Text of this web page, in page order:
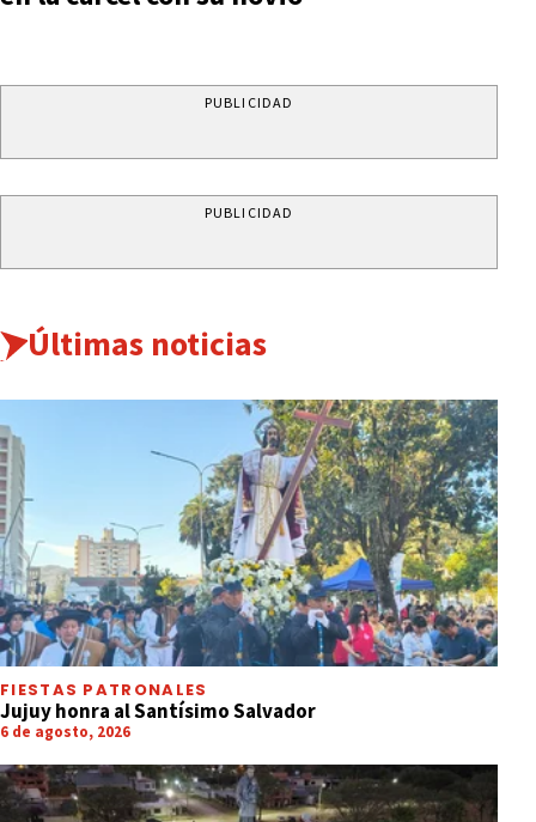
PUBLICIDAD
PUBLICIDAD
Últimas noticias
FIESTAS PATRONALES
Jujuy honra al Santísimo Salvador
6 de agosto, 2026